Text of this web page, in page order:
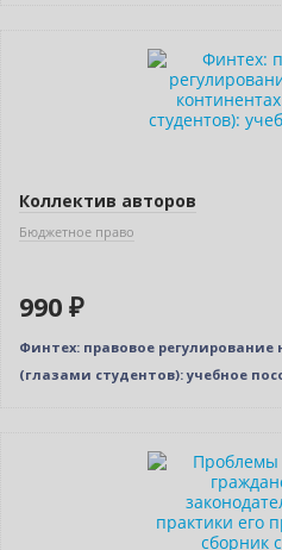
Коллектив авторов
Бюджетное право
990 ₽
Финтех: правовое
(глазами студентов): учебное